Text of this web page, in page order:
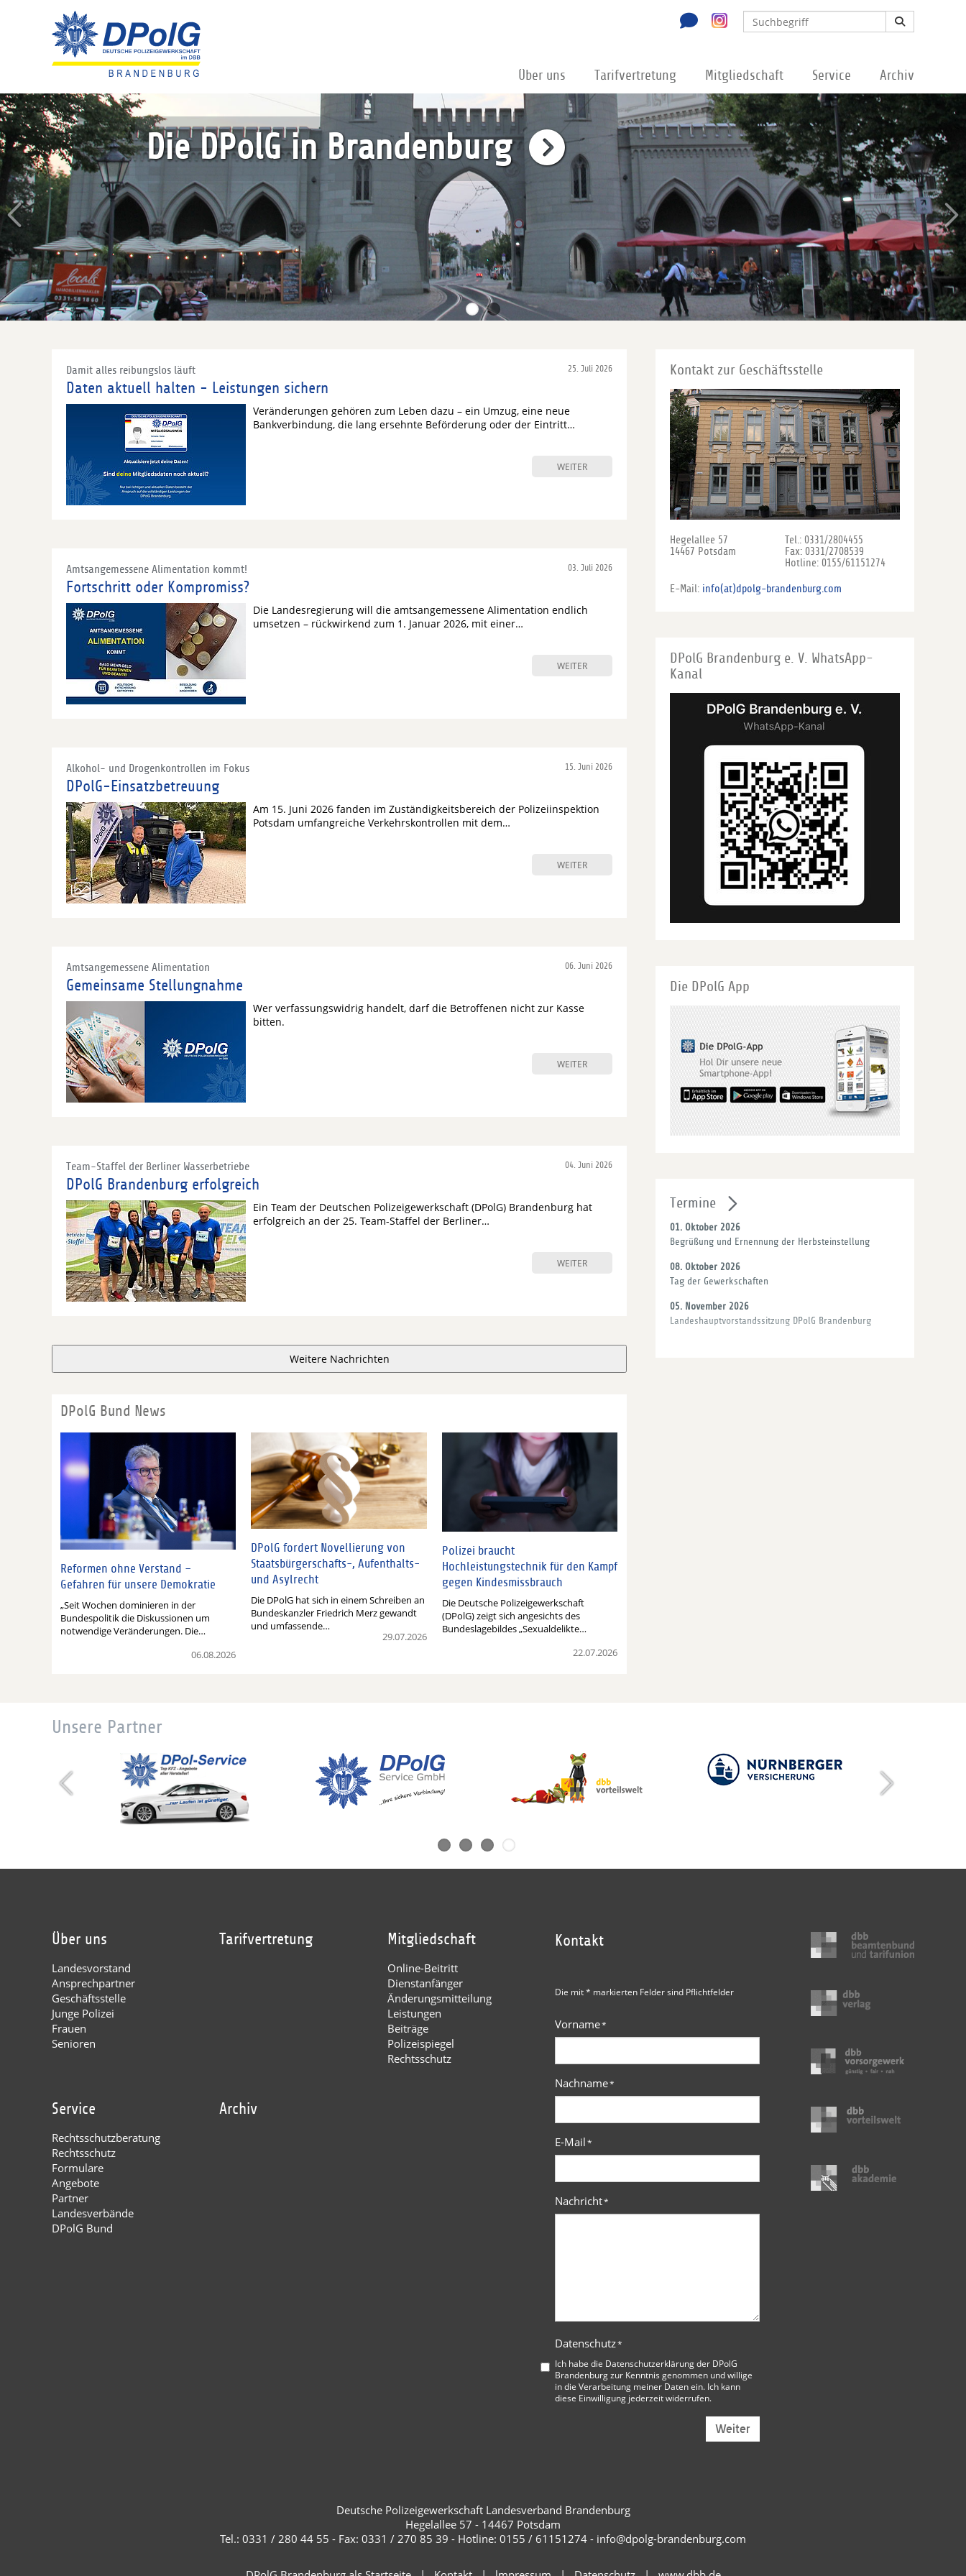
Über uns Tarifvertretung Mitgliedschaft Service Archiv
Ihre Interessenvertretung
Jetzt Mitglied werden!
25. Juli 2026
Damit alles reibungslos läuft
Daten aktuell halten - Leistungen sichern
Veränderungen gehören zum Leben dazu – ein Umzug, eine neue
Bankverbindung, die lang ersehnte Beförderung oder der Eintritt…
WEITER
03. Juli 2026
Amtsangemessene Alimentation kommt!
Fortschritt oder Kompromiss?
Die Landesregierung will die amtsangemessene Alimentation endlich
umsetzen – rückwirkend zum 1. Januar 2026, mit einer…
WEITER
15. Juni 2026
Alkohol- und Drogenkontrollen im Fokus
DPolG-Einsatzbetreuung
Am 15. Juni 2026 fanden im Zuständigkeitsbereich der Polizeiinspektion
Potsdam umfangreiche Verkehrskontrollen mit dem…
WEITER
06. Juni 2026
Amtsangemessene Alimentation
Gemeinsame Stellungnahme
Wer verfassungswidrig handelt, darf die Betroffenen nicht zur Kasse
bitten.
WEITER
04. Juni 2026
Team-Staffel der Berliner Wasserbetriebe
DPolG Brandenburg erfolgreich
Ein Team der Deutschen Polizeigewerkschaft (DPolG) Brandenburg hat
erfolgreich an der 25. Team-Staffel der Berliner…
WEITER
Weitere Nachrichten
DPolG Bund News
Reformen ohne Verstand –
Gefahren für unsere Demokratie
„Seit Wochen dominieren in der
Bundespolitik die Diskussionen um
notwendige Veränderungen. Die…
06.08.2026
DPolG fordert Novellierung von
Staatsbürgerschafts-, Aufenthalts-
und Asylrecht
Die DPolG hat sich in einem Schreiben an
Bundeskanzler Friedrich Merz gewandt
und umfassende…
29.07.2026
Polizei braucht
Hochleistungstechnik für den Kampf
gegen Kindesmissbrauch
Die Deutsche Polizeigewerkschaft
(DPolG) zeigt sich angesichts des
Bundeslagebildes „Sexualdelikte…
22.07.2026
Kontakt zur Geschäftsstelle
Hegelallee 57
14467 Potsdam
Tel.: 0331/2804455
Fax: 0331/2708539
Hotline: 0155/61151274
E-Mail: info(at)dpolg-brandenburg.com
DPolG Brandenburg e. V. WhatsApp-
Kanal
Die DPolG App
Termine
01. Oktober 2026
Begrüßung und Ernennung der Herbsteinstellung
08. Oktober 2026
Tag der Gewerkschaften
05. November 2026
Landeshauptvorstandssitzung DPolG Brandenburg
Unsere Partner
Über uns
Landesvorstand
Ansprechpartner
Geschäftsstelle
Junge Polizei
Frauen
Senioren
Tarifvertretung Mitgliedschaft
Online-Beitritt
Dienstanfänger
Änderungsmitteilung
Leistungen
Beiträge
Polizeispiegel
Rechtsschutz
Service
Rechtsschutzberatung
Rechtsschutz
Formulare
Angebote
Partner
Landesverbände
DPolG Bund
Archiv
Kontakt
Die mit * markierten Felder sind Pflichtfelder
Vorname*
Nachname*
E-Mail*
Nachricht*
Datenschutz*
Ich habe die Datenschutzerklärung der DPolG
Brandenburgzur Kenntnis genommen und willige
in die Verarbeitung meiner Daten ein. Ich kann
diese Einwilligung jederzeit widerrufen.
Weiter
Deutsche Polizeigewerkschaft Landesverband Brandenburg
Hegelallee 57 - 14467 Potsdam
Tel.: 0331 / 280 44 55 - Fax: 0331 / 270 85 39 - Hotline: 0155 / 61151274 - info@dpolg-brandenburg.com